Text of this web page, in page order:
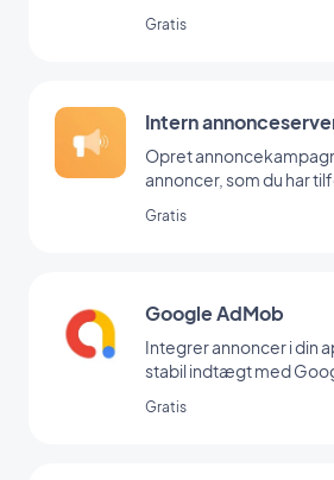
Gratis
Intern
Opret
annoncer, som du har
Gratis
Google AdMob
Integrer annoncer i din
stabil indtægt med
Gratis